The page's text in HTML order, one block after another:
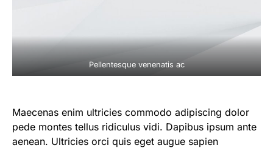
Pellentesque venenatis ac
Maecenas enim ultricies commodo adipiscing dolor
pede montes tellus ridiculus vidi. Dapibus ipsum ante
aenean. Ultricies orci quis eget augue sapien